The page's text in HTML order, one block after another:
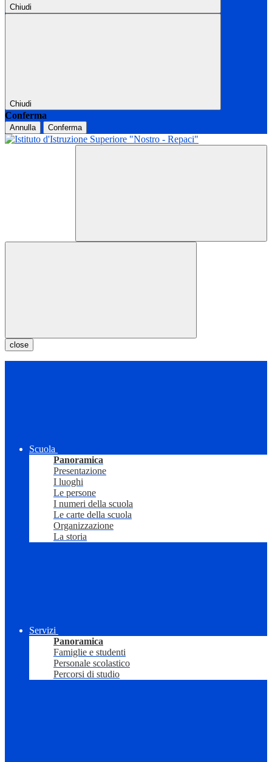
Chiudi
Chiudi
Conferma
Annulla Conferma
close
Scuola
Panoramica
Presentazione
I luoghi
Le persone
I numeri della scuola
Le carte della scuola
Organizzazione
La storia
Servizi
Panoramica
Famiglie e studenti
Personale scolastico
Percorsi di studio